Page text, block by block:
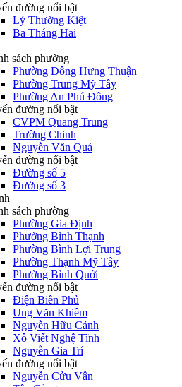
đường nổi bật
Lý Thường Kiệt
Ba Tháng Hai
sách phường
Phường Đông Hưng Thuận
Phường Trung Mỹ Tây
Phường An Phú Đông
đường nổi bật
CVPM Quang Trung
Trường Chinh
Nguyễn Văn Quá
đường nổi bật
Đường số 5
Đường số 3
sách phường
Phường Gia Định
Phường Bình Thạnh
Phường Bình Lợi Trung
Phường Thạnh Mỹ Tây
Phường Bình Quới
đường nổi bật
Điện Biên Phủ
Ung Văn Khiêm
Nguyễn Hữu Cảnh
Xô Viết Nghệ Tĩnh
Nguyễn Gia Trí
đường nổi bật
Nguyễn Cửu Vân